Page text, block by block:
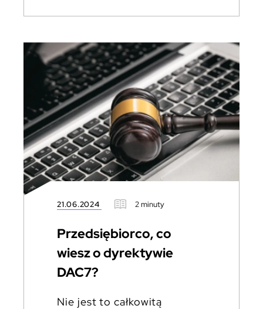
21.06.2024 2 minuty
Przedsiębiorco, co
wiesz o dyrektywie
DAC7?
Nie jest to całkowitą